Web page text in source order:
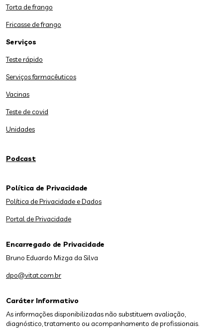
Torta de frango
Fricasse de frango
Serviços
Teste rápido
Serviços farmacêuticos
Vacinas
Teste de covid
Unidades
Podcast
Caráter Informativo
As informações disponibilizadas não substituem avaliação,
diagnóstico, tratamento ou acompanhamento de profissionais.
Política de Privacidade
Política de Privacidade e Dados
Portal de Privacidade
Encarregado de Privacidade
Bruno Eduardo Mizga da Silva
dpo@vitat.com.br